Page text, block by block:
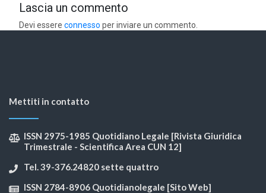
Lascia un commento
Devi essereconnesso per inviare un commento.
Mettiti in contatto
ISSN 2975-1985 Quotidiano Legale [Rivista Giuridica
Trimestrale - Scientifica Area CUN 12]
Tel. 39-376.24820 sette quattro
ISSN 2784-8906 Quotidianolegale [Sito Web]